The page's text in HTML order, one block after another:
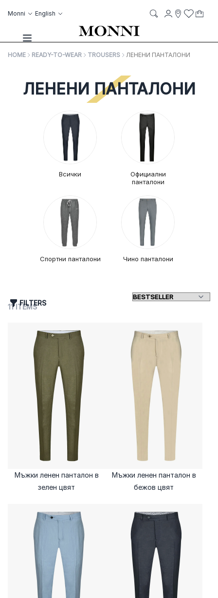
Monni Language
English
Toggle Nav
AccountWish List
My
HOME READY-TO-WEAR TROUSERS ЛЕНЕНИ ПАНТАЛОНИ
ЛЕНЕНИ ПАНТАЛОНИ
Всички
Официални
панталони
Спортни панталони Чино панталони
11ITEMS
Мъжки ленен панталон в
зелен цвят
Мъжки ленен панталон в
бежов цвят
FILTERS